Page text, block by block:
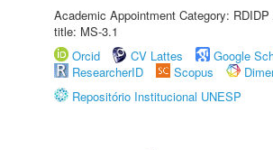
Academic Appointment Category:
title: MS-3.1
Orcid
CV Lattes
Google
ResearcherID
Scopus
Repositório Institucional UNESP